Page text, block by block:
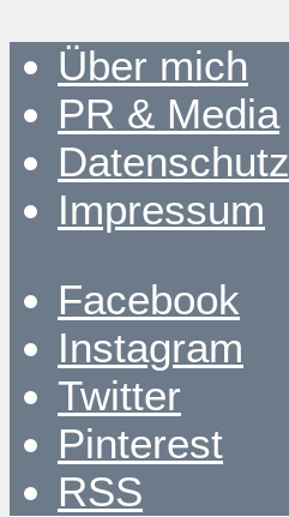
Über mich
PR & Media
Datenschutz
Impressum
Facebook
Instagram
Twitter
Pinterest
RSS